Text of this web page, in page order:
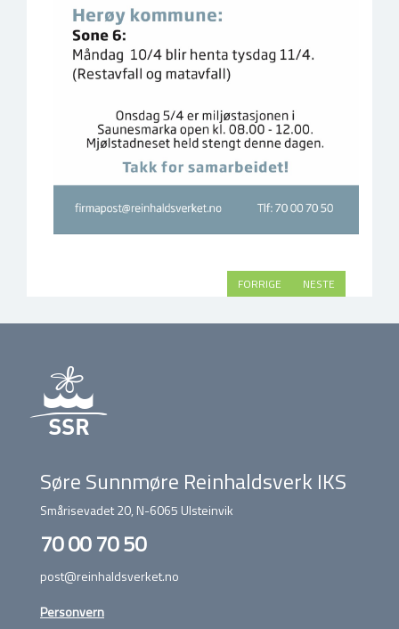
FORRIGE NESTE
Søre Sunnmøre Reinhaldsverk IKS
Smårisevadet 20, N-6065 Ulsteinvik
70 00 70 50
post@reinhaldsverket.no
Personvern